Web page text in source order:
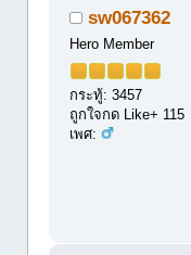
sw067362
Hero Member
กระทู้: 3457
ถูกใจกด Like+ 115
เพศ: